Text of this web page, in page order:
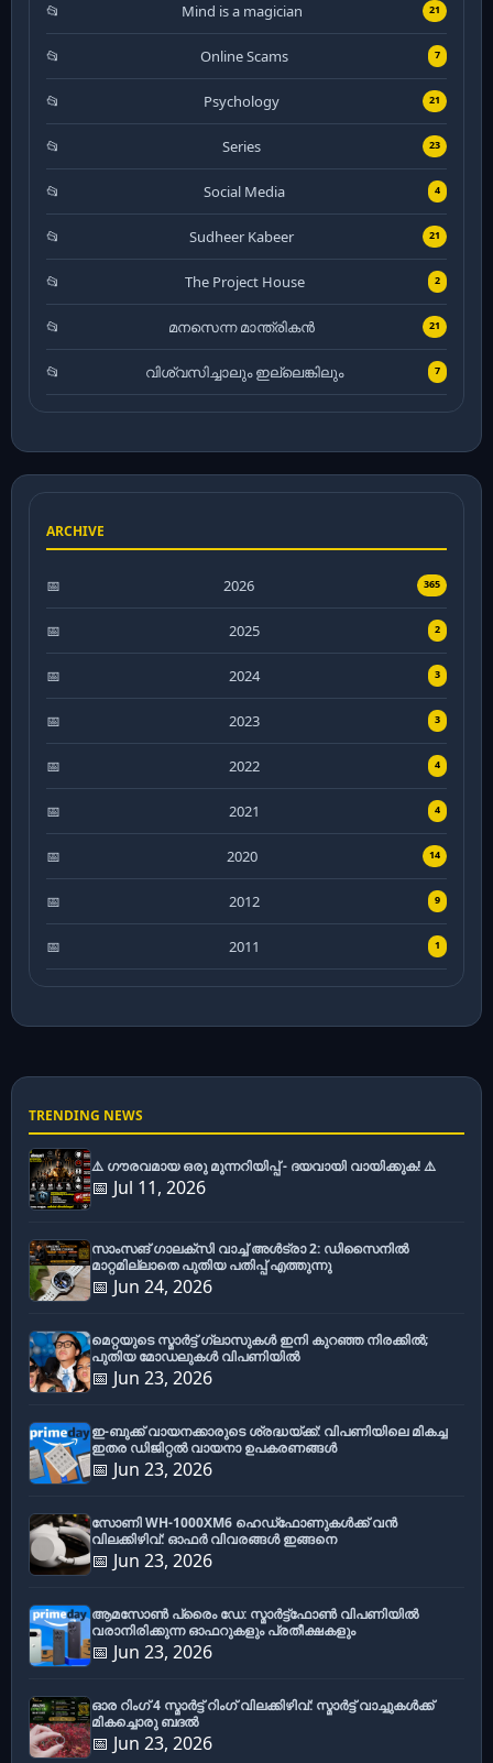
TRENDING NEWS
⚠️ ഗൗരവമായ ഒരു മുന്നറിയിപ്പ് - ദയവായി വായിക്കുക! ⚠️
📅 Jul 11, 2026
സാംസങ് ഗാലക്സി വാച്ച് അൾട്രാ 2: ഡിസൈനിൽ
മാറ്റമില്ലാതെ പുതിയ പതിപ്പ് എത്തുന്നു
📅 Jun 24, 2026
മെറ്റയുടെ സ്മാർട്ട് ഗ്ലാസുകൾ ഇനി കുറഞ്ഞ നിരക്കിൽ;
പുതിയ മോഡലുകൾ വിപണിയിൽ
📅 Jun 23, 2026
ഇ-ബുക്ക് വായനക്കാരുടെ ശ്രദ്ധയ്ക്ക്: വിപണിയിലെ മികച്ച
ഇതര ഡിജിറ്റൽ വായനാ ഉപകരണങ്ങൾ
📅 Jun 23, 2026
സോണി WH-1000XM6 ഹെഡ്‌ഫോണുകൾക്ക് വൻ
വിലക്കിഴിവ്: ഓഫർ വിവരങ്ങൾ ഇങ്ങനെ
📅 Jun 23, 2026
ആമസോൺ പ്രൈം ഡേ: സ്മാർട്ട്ഫോൺ വിപണിയിൽ
വരാനിരിക്കുന്ന ഓഫറുകളും പ്രതീക്ഷകളും
📅 Jun 23, 2026
ഓര റിംഗ് 4 സ്മാർട്ട് റിംഗ് വിലക്കിഴിവ്: സ്മാർട്ട് വാച്ചുകൾക്ക്
മികച്ചൊരു ബദൽ
📅 Jun 23, 2026
Mind is a magician 21
Online Scams 7
Psychology 21
Series 23
Social Media 4
Sudheer Kabeer 21
The Project House 2
മനസെന്ന മാന്ത്രികൻ 21
വിശ്വസിച്ചാലും ഇല്ലെങ്കിലും 7
ARCHIVE
2026 365
2025 2
2024 3
2023 3
2022 4
2021 4
2020 14
2012 9
2011 1